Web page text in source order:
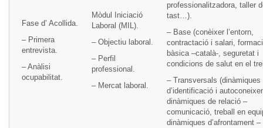
Fase d’ Acollida.
– Primera
entrevista.
– Anàlisi
ocupabilitat.
Mòdul Iniciació
Laboral (MIL).
– Objectiu laboral.
– Perfil
professional.
– Mercat laboral.
professionalitzadora, taller
tast…).
– Base (conèixer l’entorn,
contractació i salari,
bàsica –català-, seguretat i
condicions de salut en el
– Transversals (dinàmiques
d’identificació i
dinàmiques de relació –
comunicació, treball en
dinàmiques d’afrontament –